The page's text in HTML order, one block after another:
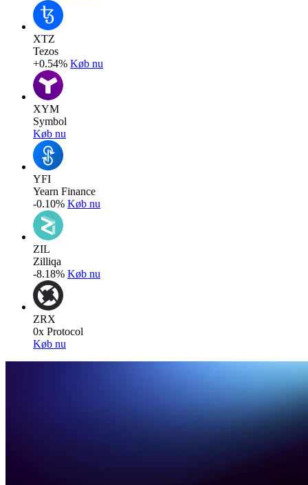
XTZ
Tezos
+0.54% Køb nu
XYM
Symbol
Køb nu
YFI
Yearn Finance
-0.10% Køb nu
ZIL
Zilliqa
-8.18% Køb nu
ZRX
0x Protocol
Køb nu